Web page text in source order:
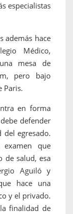
especialistas
además hace
Médico,
mesa de
pero bajo
Paris.
en forma
defender
del egresado.
que
de salud, esa
Aguiló y
hace una
y el privado.
finalidad de